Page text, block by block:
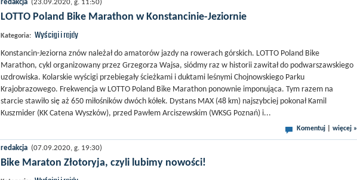
redakcja (23.09.2020, g. 11:50)
LOTTO Poland Bike Marathon w Konstancinie-Jeziornie
Kategoria: Wyścigi i rajdy
Konstancin-Jeziorna znów należał do amatorów jazdy na rowerach górskich. LOTTO Poland Bike
Marathon, cykl organizowany przez Grzegorza Wajsa, siódmy raz w historii zawitał do podwarszawskiego
uzdrowiska. Kolarskie wyścigi przebiegały ścieżkami i duktami leśnymi Chojnowskiego Parku
Krajobrazowego. Frekwencja w LOTTO Poland Bike Marathon ponownie imponująca. Tym razem na
starcie stawiło się aż 650 miłośników dwóch kółek. Dystans MAX (48 km) najszybciej pokonał Kamil
Kuszmider (KK Catena Wyszków), przed Pawłem Arciszewskim (WKSG Poznań) i...
Komentuj więcej »
redakcja (07.09.2020, g. 19:30)
Bike Maraton Złotoryja, czyli lubimy nowości!